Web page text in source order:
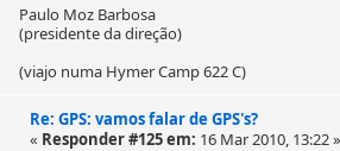
Paulo Moz Barbosa
(presidente da direção)
(viajo numa Hymer Camp 622 C)
Re: GPS: vamos falar de GPS's?
« Responder #125 em: 16 Mar 2010, 13:22 »